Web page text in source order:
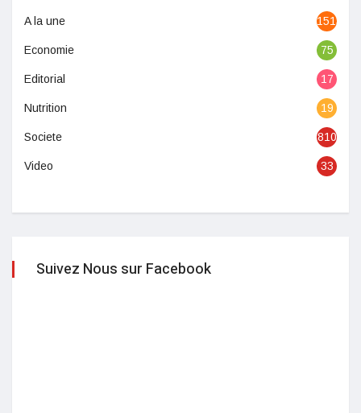
A la une 1513
Economie 75
Editorial 17
Nutrition 19
Societe 810
Video 33
Suivez Nous sur Facebook